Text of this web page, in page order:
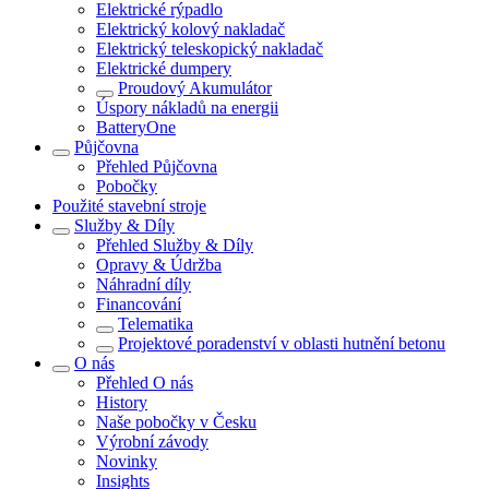
Elektrické rýpadlo
Elektrický kolový nakladač
Elektrický teleskopický nakladač
Elektrické dumpery
Proudový Akumulátor
Úspory nákladů na energii
BatteryOne
Půjčovna
Přehled Půjčovna
Pobočky
Použité stavební stroje
Služby & Díly
Přehled Služby & Díly
Opravy & Údržba
Náhradní díly
Financování
Telematika
Projektové poradenství v oblasti hutnění betonu
O nás
Přehled O nás
History
Naše pobočky v Česku
Výrobní závody
Novinky
Insights